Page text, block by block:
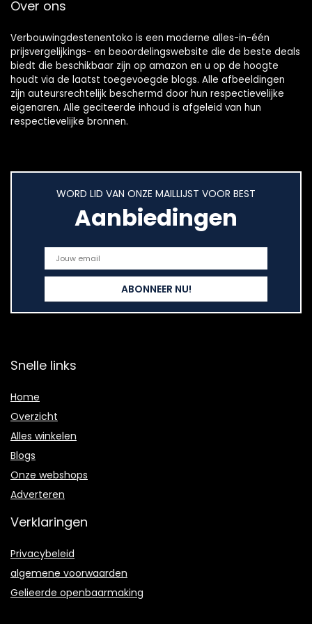
schroefverbinding
Over ons
Verbouwingdestenentoko is een moderne alles-in-één
prijsvergelijkings- en beoordelingswebsite die de beste deals
biedt die beschikbaar zijn op amazon en u op de hoogte
houdt via de laatst toegevoegde blogs. Alle afbeeldingen
zijn auteursrechtelijk beschermd door hun respectievelijke
eigenaren. Alle geciteerde inhoud is afgeleid van hun
respectievelijke bronnen.
WORD LID VAN ONZE MAILLIJST VOOR BEST
Aanbiedingen
Snelle links
Home
Overzicht
Alles winkelen
Blogs
Onze webshops
Adverteren
Verklaringen
Privacybeleid
algemene voorwaarden
Gelieerde openbaarmaking